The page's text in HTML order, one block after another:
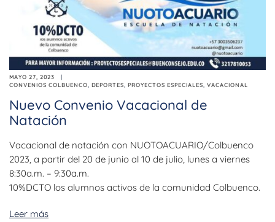
MAYO 27, 2023
CONVENIOS COLBUENCO
DEPORTES PROYECTOS ESPECIALES VACACIONAL
Nuevo Convenio Vacacional de
Natación
Vacacional de natación con NUOTOACUARIO/Colbuenco
2023, a partir del 20 de junio al 10 de julio, lunes a viernes
8:30a.m. – 9:30a.m.
10%DCTO los alumnos activos de la comunidad Colbuenco.
Leer más